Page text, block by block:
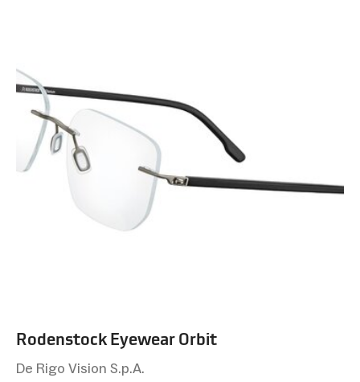
Rodenstock Eyewear Orbit
De Rigo Vision S.p.A.